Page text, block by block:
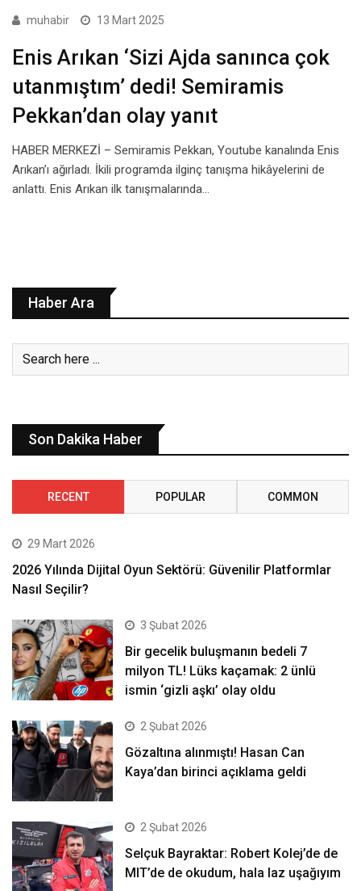
muhabir 13 Mart 2025
Enis Arıkan ‘Sizi Ajda sanınca çok
utanmıştım’ dedi! Semiramis
Pekkan’dan olay yanıt
HABER MERKEZİ – Semiramis Pekkan, Youtube kanalında Enis
Arıkan’ı ağırladı. İkili programda ilginç tanışma hikâyelerini de
anlattı. Enis Arıkan ilk tanışmalarında…
Haber Ara
Son Dakika Haber
RECENT POPULAR COMMON
29 Mart 2026
2026 Yılında Dijital Oyun Sektörü: Güvenilir Platformlar
Nasıl Seçilir?
3 Şubat 2026
Bir gecelik buluşmanın bedeli 7
milyon TL! Lüks kaçamak: 2 ünlü
ismin ‘gizli aşkı’ olay oldu
2 Şubat 2026
Gözaltına alınmıştı! Hasan Can
Kaya’dan birinci açıklama geldi
2 Şubat 2026
Selçuk Bayraktar: Robert Kolej’de de
MIT’de de okudum, hala laz uşağıyım